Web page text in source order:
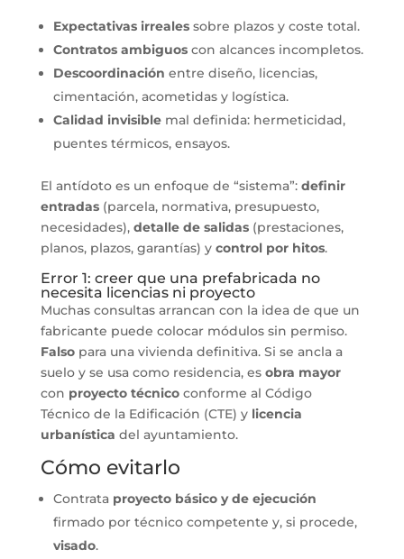
Expectativas irrealessobre plazos y coste total.
Contratos ambiguoscon alcances incompletos.
Descoordinación entre diseño, licencias,
cimentación, acometidas y logística.
Calidad invisiblemal definida: hermeticidad,
puentes térmicos, ensayos.
El antídoto es un enfoque de “sistema”: definir
entradas(parcela, normativa, presupuesto,
necesidades), detalle de salidas(prestaciones,
planos, plazos, garantías) y control por hitos.
Error 1: creer que una prefabricada no
necesita licencias ni proyecto
Muchas consultas arrancan con la idea de que un
fabricante puede colocar módulos sin permiso.
Falsopara una vivienda definitiva. Si se ancla a
suelo y se usa como residencia, es obra mayor
con proyecto técnicoconforme al Código
Técnico de la Edificación (CTE) y licencia
urbanística del ayuntamiento.
Cómo evitarlo
Contrata proyecto básico y de ejecución
firmado por técnico competente y, si procede,
visado.